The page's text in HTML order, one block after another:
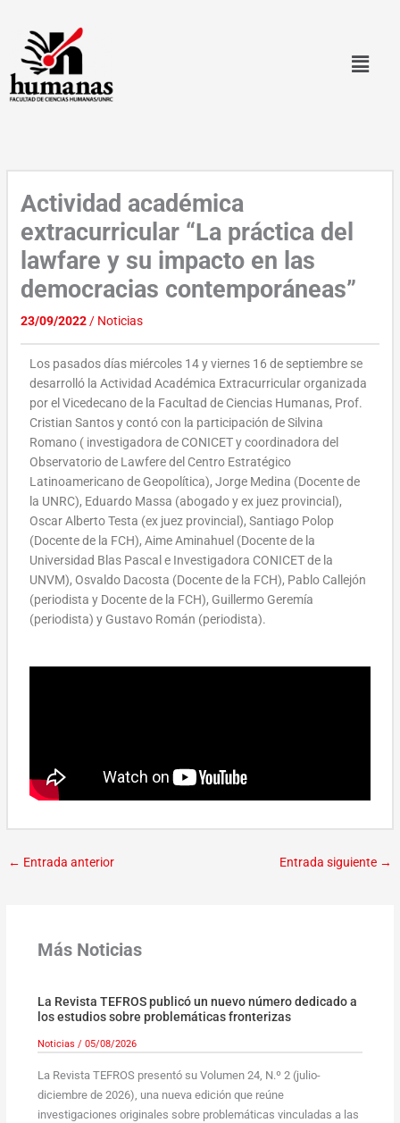
contenido
Actividad académica
extracurricular “La práctica del
lawfare y su impacto en las
democracias contemporáneas”
23/09/2022/ Noticias
Los pasados días miércoles 14 y viernes 16 de septiembre se
desarrolló la Actividad Académica Extracurricular organizada
por el Vicedecano de la Facultad de Ciencias Humanas, Prof.
Cristian Santos y contó con la participación de Silvina
Romano ( investigadora de CONICET y coordinadora del
Observatorio de Lawfere del Centro Estratégico
Latinoamericano de Geopolítica), Jorge Medina (Docente de
la UNRC), Eduardo Massa (abogado y ex juez provincial),
Oscar Alberto Testa (ex juez provincial), Santiago Polop
(Docente de la FCH), Aime Aminahuel (Docente de la
Universidad Blas Pascal e Investigadora CONICET de la
UNVM), Osvaldo Dacosta (Docente de la FCH), Pablo Callejón
(periodista y Docente de la FCH), Guillermo Geremía
(periodista) y Gustavo Román (periodista).
← Entrada anterior Entrada siguiente →
Más Noticias
La Revista TEFROS publicó un nuevo número dedicado a
los estudios sobre problemáticas fronterizas
Noticias / 05/08/2026
La Revista TEFROS presentó su Volumen 24, N.º 2 (julio-
diciembre de 2026), una nueva edición que reúne
investigaciones originales sobre problemáticas vinculadas a las